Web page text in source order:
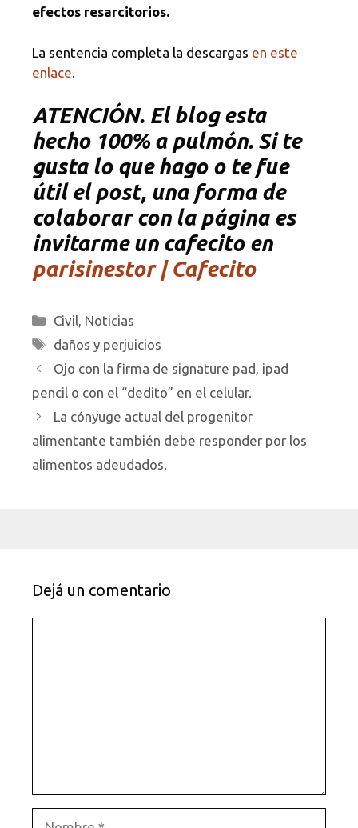
efectos resarcitorios.
La sentencia completa la descargas en este
enlace
ATENCIÓN. El blog esta
hecho 100% a pulmón. Si te
gusta lo que hago o te fue
útil el post, una forma de
colaborar con la página es
invitarme un cafecito en
parisinestor | Cafecito
Categorías
Civil, Noticias
Etiquetas
daños y perjuicios
Ojo con la firma de signature pad, ipad
pencil o con el “dedito” en el celular.
La cónyuge actual del progenitor
alimentante también debe responder por los
alimentos adeudados.
Dejá un comentario